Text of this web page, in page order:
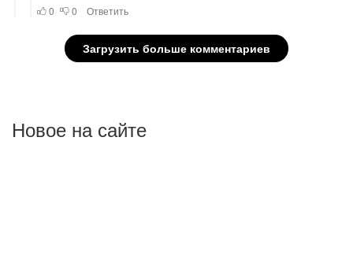
Новое на сайте